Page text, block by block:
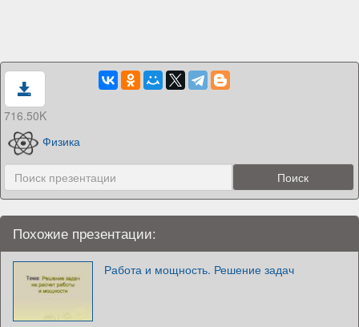
716.50K
Физика
Похожие презентации:
Работа и мощность. Решение задач